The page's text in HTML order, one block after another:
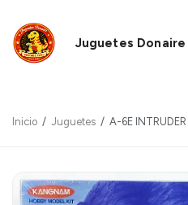
Juguetes Donaire
Inicio Juguetes A-6E